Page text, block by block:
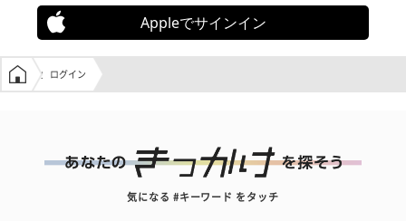
Appleでサインイン
学生の窓口トップ
ログイン
気になる #キーワード をタッチ